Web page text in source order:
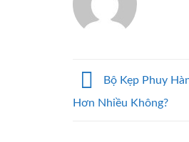
Bộ Kẹp Phuy
Hơn Nhiều Không?